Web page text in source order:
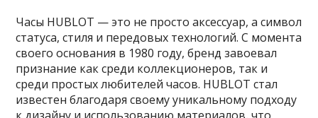
Часы HUBLOT — это не просто аксессуар, а символ
статуса, стиля и передовых технологий. С момента
своего основания в 1980 году, бренд завоевал
признание как среди коллекционеров, так и
среди простых любителей часов. HUBLOT стал
известен благодаря своему уникальному подходу